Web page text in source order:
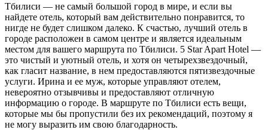
Тбилиси — не самый большой город в мире, и если вы
найдете отель, который вам действительно понравится, то
нигде не будет слишком далеко. К счастью, лучший отель в
городе расположен в самом центре и является идеальным
местом для вашего маршрута по Тбилиси. 5 Star Apart Hotel —
это чистый и уютный отель, и хотя он четырехзвездочный,
как гласит название, в нем предоставляются пятизвездочные
услуги. Ирина и ее муж, которые управляют отелем,
невероятно отзывчивы и предоставляют отличную
информацию о городе. В маршруте по Тбилиси есть вещи,
которые мы бы пропустили без их рекомендаций, поэтому я
не могу выразить им свою благодарность.